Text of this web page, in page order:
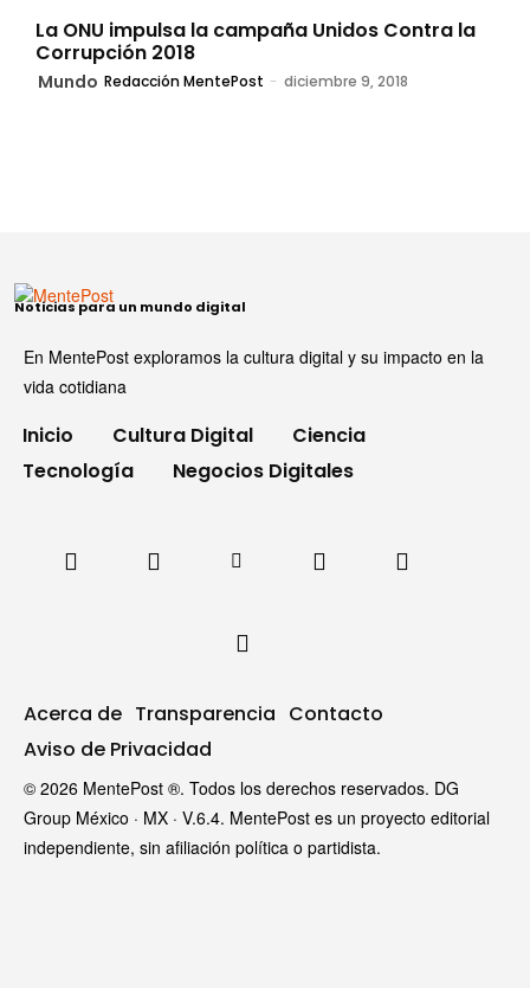
La ONU impulsa la campaña Unidos Contra la
Corrupción 2018
Mundo Redacción MentePost - diciembre 9, 2018
Noticias para un mundo digital
En MentePost exploramos la cultura digital y su impacto en la
vida cotidiana
Inicio Cultura Digital
Ciencia
Tecnología
Negocios Digitales
Acerca de Transparencia Contacto
Aviso de Privacidad
© 2026 MentePost ®. Todos los derechos reservados. DG
Group México · MX · V.6.4. MentePost es un proyecto editorial
independiente, sin afiliación política o partidista.